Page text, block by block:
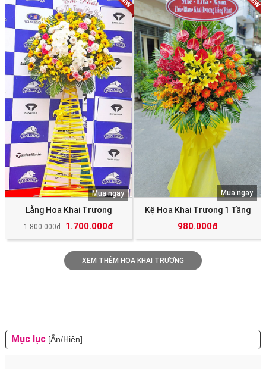
Lẵng Hoa Khai Trương
1.800.000đ 1.700.000đ
Mua ngay
Kệ Hoa Khai Trương 1 Tầng
980.000đ
Mua ngay
XEM THÊM HOA KHAI TRƯƠNG
Mục lục [Ẩn/Hiện]